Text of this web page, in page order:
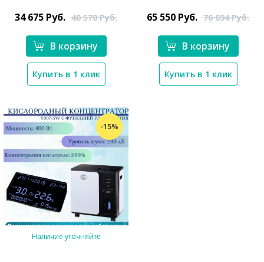
34 675 Руб. 40 570Руб.
В корзину
Купить в 1 клик
65 550 Руб. 76 694Руб.
В корзину
Купить в 1 клик
-15%
Наличие уточняйте